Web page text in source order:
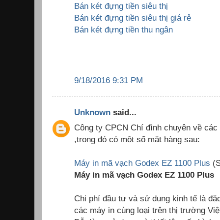
Bán két đựng tiền siêu thị
Bán két đựng tiền siêu thị giá rẻ
Bán két đựng tiền thu ngân
9/18/2016 9:31 PM
Unknown said...
Công ty CPCN Chí đình chuyên về
,trong đó có một số mặt hàng sau:
Máy in mã vạch Godex EZ 1100 Plus
Máy in mã vạch Godex EZ 1100 Plus
Chi phí đầu tư và sử dụng kinh tế là
các máy in cùng loại trên thị trường